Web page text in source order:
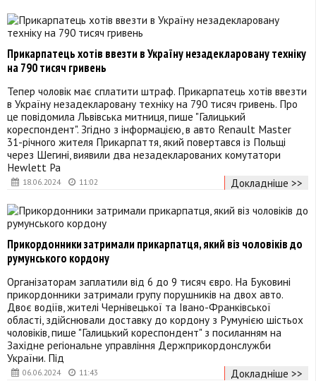
18.06.2024 11:02
Прикарпатець хотів ввезти в Україну незадекларовану техніку
на 790 тисяч гривень
Тепер чоловік має сплатити штраф. Прикарпатець хотів ввезти
в Україну незадекларовану техніку на 790 тисяч гривень. Про
це повідомила Львівська митниця, пише "Галицький
кореспондент". Згідно з інформацією, в авто Renault Master
31-річного жителя Прикарпаття, який повертався із Польщі
через Шегині, виявили два незадекларованих комутатори
Hewlett Pa
Докладніше >>
06.06.2024 11:43
Прикордонники затримали прикарпатця, який віз чоловіків до
румунського кордону
Організаторам заплатили від 6 до 9 тисяч євро. На Буковині
прикордонники затримали групу порушників на двох авто.
Двоє водіїв, жителі Чернівецької та Івано-Франківської
області, здійснювали доставку до кордону з Румунією шістьох
чоловіків, пише "Галицький кореспондент" з посиланням на
Західне регіональне управління Держприкордонслужби
України. Під
Докладніше >>